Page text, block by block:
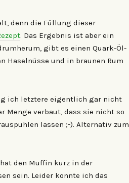
denn die Füllung dieser
. Das Ergebnis ist aber ein
gibt es einen Quark-Öl-
Haselnüsse und in braunen Rum
ich letztere eigentlich gar nicht
Menge verbaut, dass sie nicht so
lassen ;-). Alternativ zum
den Muffin kurz in der
sein. Leider konnte ich das